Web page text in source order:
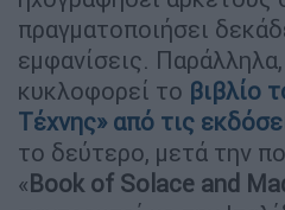
πραγματοποιήσει
εμφανίσεις.
κυκλοφορεί το βιβλίο
Τέχνης» από τις
το δεύτερο, μετά την
«Book of Solace and